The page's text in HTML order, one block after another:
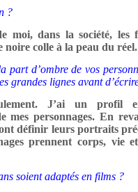
?
moi, dans la société, les
colle à la peau du réel.
part d’ombre de vos
grandes lignes avant
J’ai un profil
mes personnages. En
définir leurs portraits
prennent corps, vie
soient adaptés en films ?